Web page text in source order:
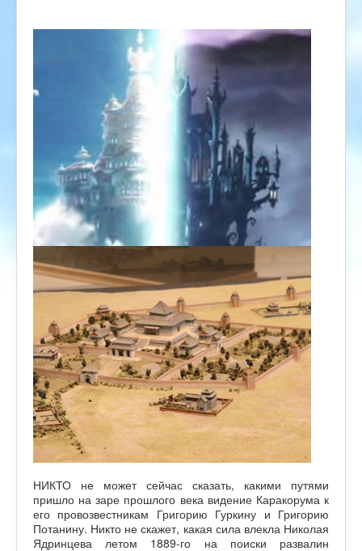
НИКТО не может сейчас сказать, какими путями
пришло на заре прошлого века видение Каракорума к
его провозвестникам Григорию Гуркину и Григорию
Потанину. Никто не скажет, какая сила влекла Николая
Ядринцева летом 1889-го на поиски развалин